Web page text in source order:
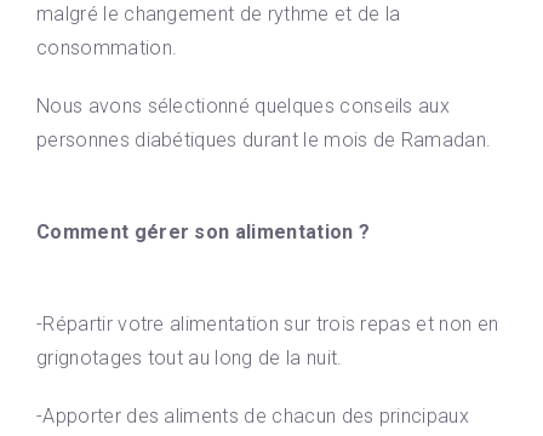
malgré le changement de rythme et de la
consommation.
Nous avons sélectionné quelques conseils aux
personnes diabétiques durant le mois de Ramadan.
Comment gérer son alimentation ?
-Répartir votre alimentation sur trois repas et non en
grignotages tout au long de la nuit.
-Apporter des aliments de chacun des principaux